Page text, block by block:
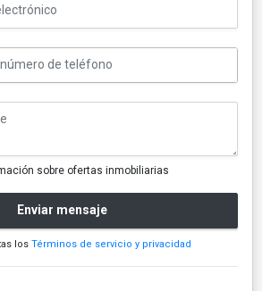
sobre ofertas inmobiliarias
Enviar mensaje
los Términos de servicio y privacidad